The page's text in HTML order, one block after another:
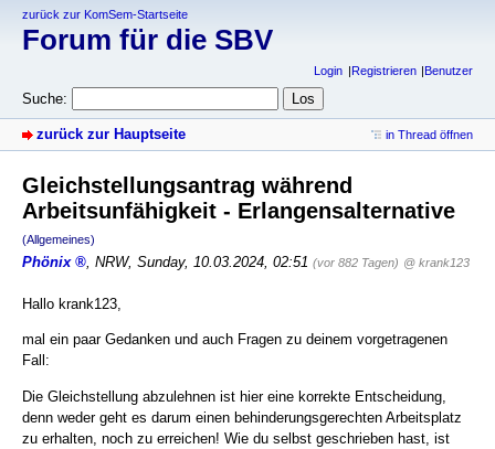
zurück zur KomSem-Startseite
Forum für die SBV
Login Registrieren Benutzer
Suche:
zurück zur Hauptseite in Thread öffnen
Gleichstellungsantrag während
Arbeitsunfähigkeit - Erlangensalternative
(Allgemeines)
Phönix , NRW, Sunday, 10.03.2024, 02:51 (vor 882 Tagen) @ krank123
Hallo krank123,
mal ein paar Gedanken und auch Fragen zu deinem vorgetragenen
Fall:
Die Gleichstellung abzulehnen ist hier eine korrekte Entscheidung,
denn weder geht es darum einen behinderungsgerechten Arbeitsplatz
zu erhalten, noch zu erreichen! Wie du selbst geschrieben hast, ist